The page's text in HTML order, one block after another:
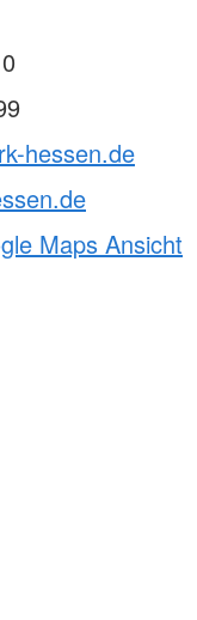
hessen.de
Maps Ansicht